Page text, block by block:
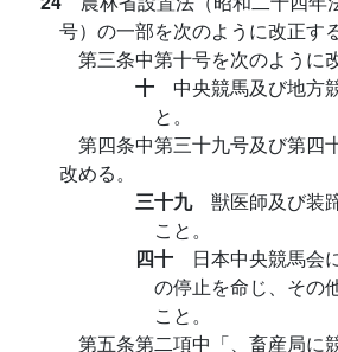
号）の一部を次のように改正する
第三条中第十号を次のように
十 中央競馬及び地方
と。
第四条中第三十九号及び第四
改める。
三十九 獣医師及び装
こと。
四十 日本中央競馬会
の停止を命じ、その
こと。
第五条第二項中「、畜産局に